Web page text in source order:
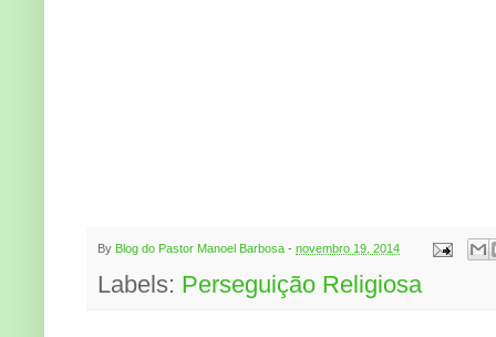
By Blog do Pastor Manoel Barbosa - novembro 19, 2014
Labels: Perseguição Religiosa